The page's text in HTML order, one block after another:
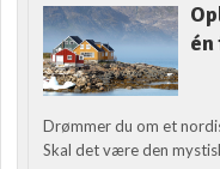
Drømmer du om et
Skal det være den